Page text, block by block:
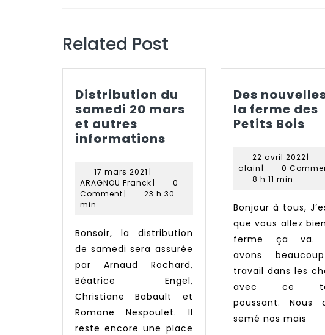
Related Post
Distribution du
samedi 20 mars
et autres
informations
20
mars
autres
informations
17 mars 2021 17
mars
2021
|
ARAGNOU FranckARAGNOU
Franck
|
0
Comment |
23 h 30
min
Bonsoir, la distribution
de samedi sera assurée
par Arnaud Rochard,
Béatrice Engel,
Christiane Babault et
Romane Nespoulet. Il
reste encore une place
Des
la ferme des
Petits BoisDes
de
la
22 avril 202222
avril
|
alainalain
| 0
8 h 11 min
Bonjour à tous, J’espère
que vous allez
ferme ça va.
avons
travail dans les
avec ce
poussant. Nous
semé nos maïs